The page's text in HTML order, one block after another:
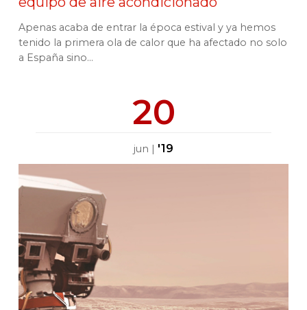
Apenas acaba de entrar la época estival y ya hemos
tenido la primera ola de calor que ha afectado no solo
a España sino...
20
jun | '19